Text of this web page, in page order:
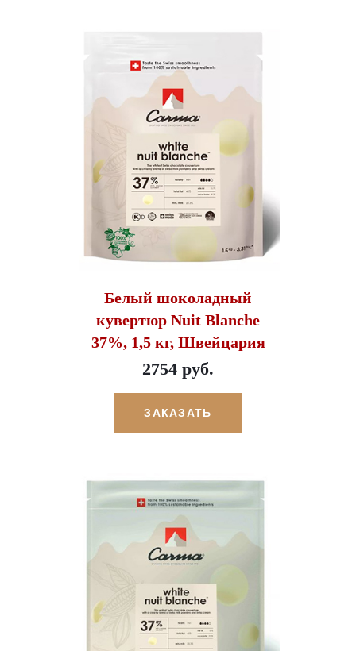
Белый шоколадный
кувертюр Nuit Blanche
37%, 1,5 кг, Швейцария
2754 руб.
ЗАКАЗАТЬ